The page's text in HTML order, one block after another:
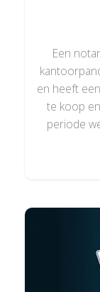
Een
en heeft
te koop
periode